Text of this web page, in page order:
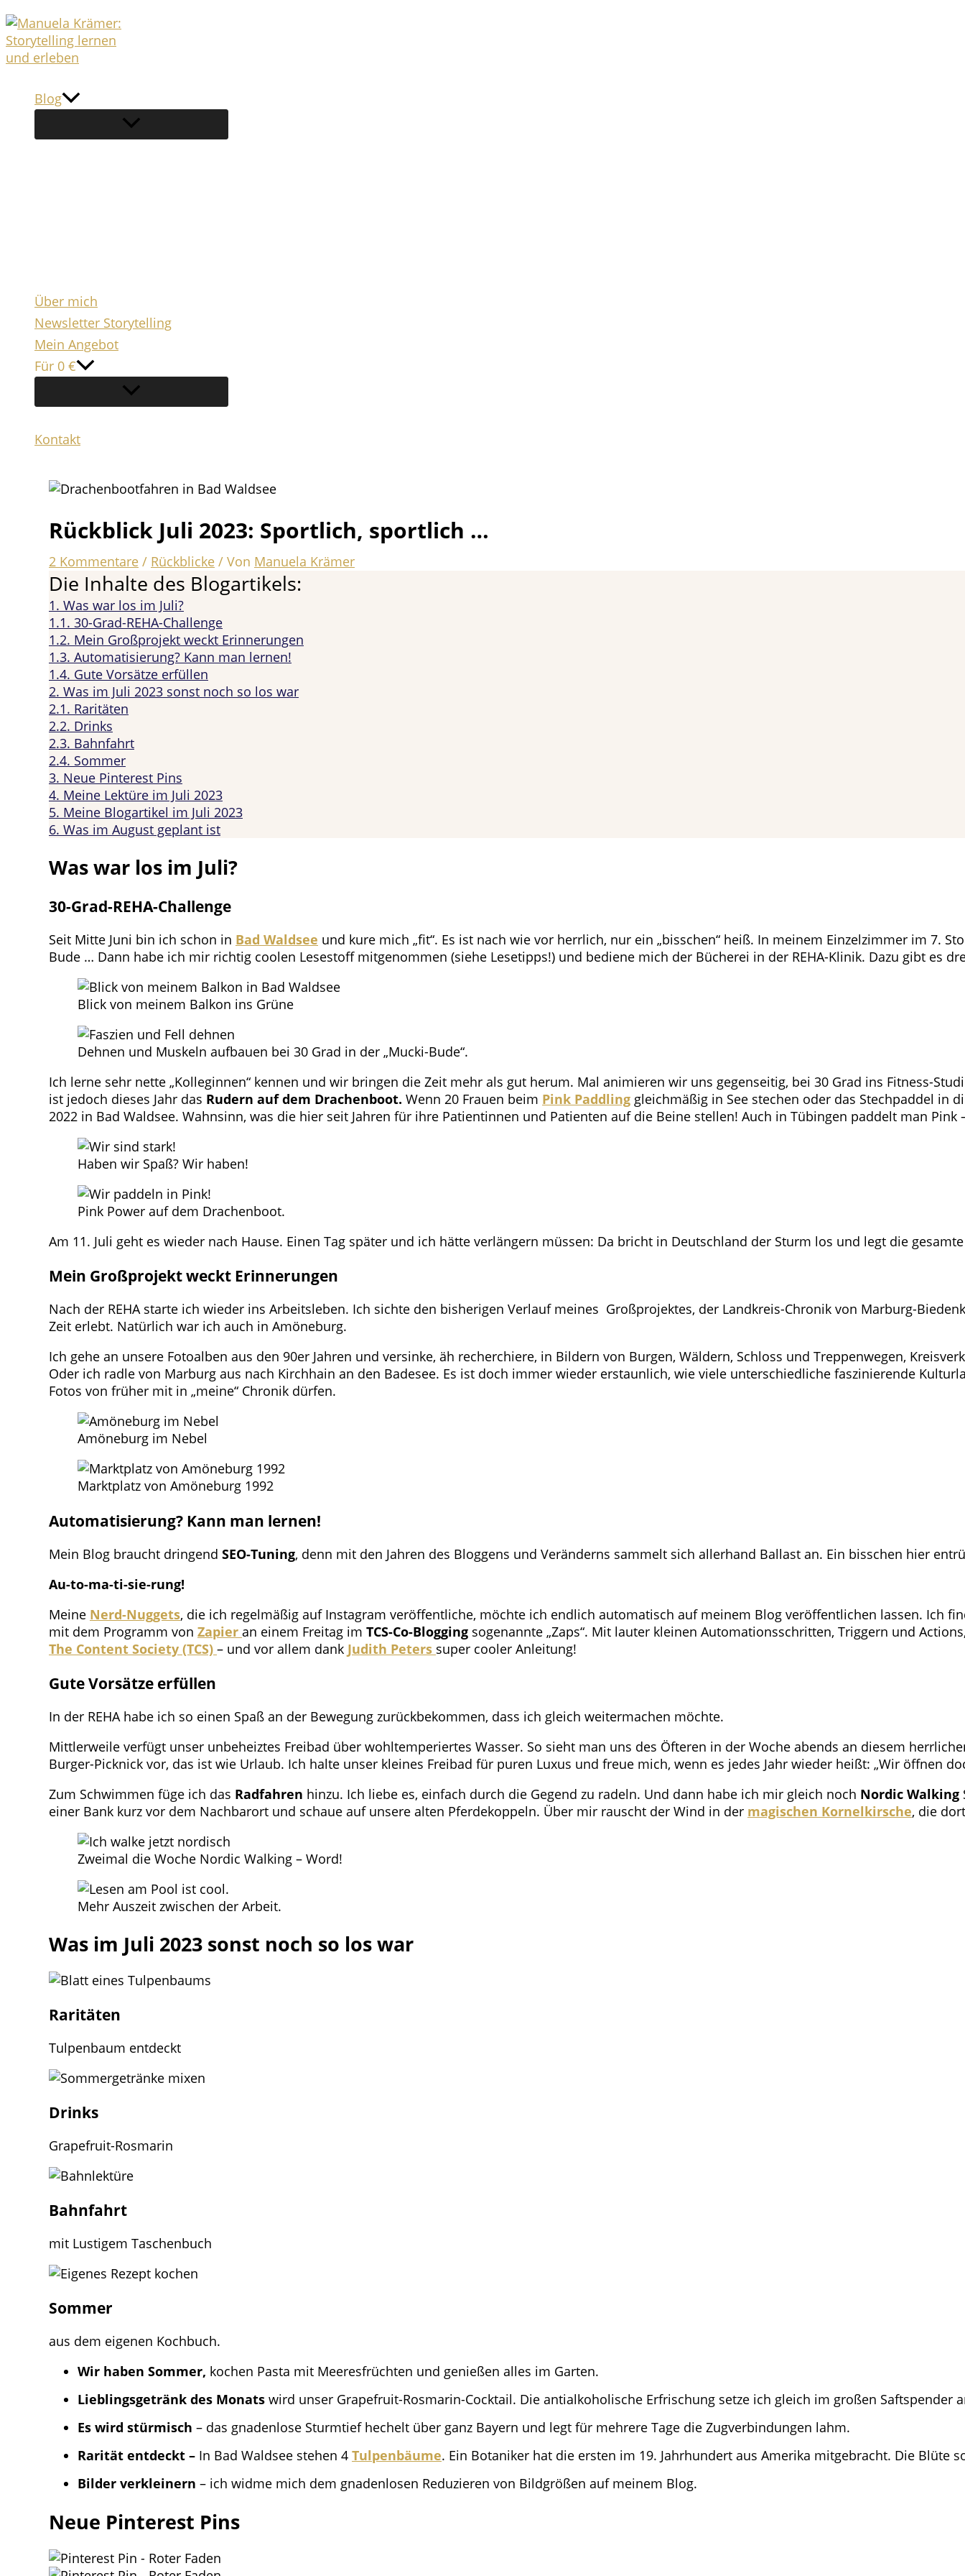
Zum
Inhalt
springen
Blog
Über mich
Newsletter Storytelling
Mein Angebot
Für 0 €
Kontakt
Rückblick Juli 2023: Sportlich, sportlich …
2 Kommentare / Rückblicke / Von Manuela Krämer
Die Inhalte des Blogartikels:
1. Was war los im Juli?
1.1. 30-Grad-REHA-Challenge
1.2. Mein Großprojekt weckt Erinnerungen
1.3. Automatisierung? Kann man lernen!
1.4. Gute Vorsätze erfüllen
2. Was im Juli 2023 sonst noch so los war
2.1. Raritäten
2.2. Drinks
2.3. Bahnfahrt
2.4. Sommer
3. Neue Pinterest Pins
4. Meine Lektüre im Juli 2023
5. Meine Blogartikel im Juli 2023
6. Was im August geplant ist
Was war los im Juli?
30-Grad-REHA-Challenge
Seit Mitte Juni bin ich schon in Bad Waldsee und kure mich „fit“. Es ist nach wie vor herrlich, nur ein „bisschen“ heiß. In meinem Einzelzimmer im 7.
Bude … Dann habe ich mir richtig coolen Lesestoff mitgenommen (siehe Lesetipps!) und bediene mich der Bücherei in der REHA-Klinik. Dazu gibt es
Blick von meinem Balkon ins Grüne
Dehnen und Muskeln aufbauen bei 30 Grad in der „Mucki-Bude“.
Ich lerne sehr nette „Kolleginnen“ kennen und wir bringen die Zeit mehr als gut herum. Mal animieren wir uns gegenseitig, bei 30 Grad ins Fitness-
ist jedoch dieses Jahr das Rudern auf dem Drachenboot. Wenn 20 Frauen beim Pink Paddling gleichmäßig in See stechen oder das Stechpaddel in
2022 in Bad Waldsee. Wahnsinn, was die hier seit Jahren für ihre Patientinnen und Patienten auf die Beine stellen! Auch in Tübingen paddelt man Pink
Haben wir Spaß? Wir haben!
Pink Power auf dem Drachenboot.
Am 11. Juli geht es wieder nach Hause. Einen Tag später und ich hätte verlängern müssen: Da bricht in Deutschland der Sturm los und legt die
Mein Großprojekt weckt Erinnerungen
Nach der REHA starte ich wieder ins Arbeitsleben. Ich sichte den bisherigen Verlauf meines Großprojektes, der Landkreis-Chronik von Marburg-
Zeit erlebt. Natürlich war ich auch in Amöneburg.
Ich gehe an unsere Fotoalben aus den 90er Jahren und versinke, äh recherchiere, in Bildern von Burgen, Wäldern, Schloss und Treppenwegen,
Oder ich radle von Marburg aus nach Kirchhain an den Badesee. Es ist doch immer wieder erstaunlich, wie viele unterschiedliche faszinierende
Fotos von früher mit in „meine“ Chronik dürfen.
Amöneburg im Nebel
Marktplatz von Amöneburg 1992
Automatisierung? Kann man lernen!
Mein Blog braucht dringend SEO-Tuning, denn mit den Jahren des Bloggens und Veränderns sammelt sich allerhand Ballast an. Ein bisschen hier
Au-to-ma-ti-sie-rung!
Meine Nerd-Nuggets, die ich regelmäßig auf Instagram veröffentliche, möchte ich endlich automatisch auf meinem Blog veröffentlichen lassen. Ich
mit dem Programm von Zapier an einem Freitag im TCS-Co-Blogging sogenannte „Zaps“. Mit lauter kleinen Automationsschritten, Triggern und
The Content Society (TCS) – und vor allem dank Judith Peters super cooler Anleitung!
Gute Vorsätze erfüllen
In der REHA habe ich so einen Spaß an der Bewegung zurückbekommen, dass ich gleich weitermachen möchte.
Mittlerweile verfügt unser unbeheiztes Freibad über wohltemperiertes Wasser. So sieht man uns des Öfteren in der Woche abends an diesem
Burger-Picknick vor, das ist wie Urlaub. Ich halte unser kleines Freibad für puren Luxus und freue mich, wenn es jedes Jahr wieder heißt: „Wir öffnen
Zum Schwimmen füge ich das Radfahren hinzu. Ich liebe es, einfach durch die Gegend zu radeln. Und dann habe ich mir gleich noch Nordic Walking
einer Bank kurz vor dem Nachbarort und schaue auf unsere alten Pferdekoppeln. Über mir rauscht der Wind in der magischen Kornelkirsche, die
Zweimal die Woche Nordic Walking – Word!
Mehr Auszeit zwischen der Arbeit.
Was im Juli 2023 sonst noch so los war
Raritäten
Tulpenbaum entdeckt
Drinks
Grapefruit-Rosmarin
Bahnfahrt
mit Lustigem Taschenbuch
Sommer
aus dem eigenen Kochbuch.
Wir haben Sommer, kochen Pasta mit Meeresfrüchten und genießen alles im Garten.
Lieblingsgetränk des Monats wird unser Grapefruit-Rosmarin-Cocktail. Die antialkoholische Erfrischung setze ich gleich im großen Saftspender
Es wird stürmisch – das gnadenlose Sturmtief hechelt über ganz Bayern und legt für mehrere Tage die Zugverbindungen lahm.
Rarität entdeckt – In Bad Waldsee stehen 4 Tulpenbäume. Ein Botaniker hat die ersten im 19. Jahrhundert aus Amerika mitgebracht. Die
Bilder verkleinern – ich widme mich dem gnadenlosen Reduzieren von Bildgrößen auf meinem Blog.
Neue Pinterest Pins